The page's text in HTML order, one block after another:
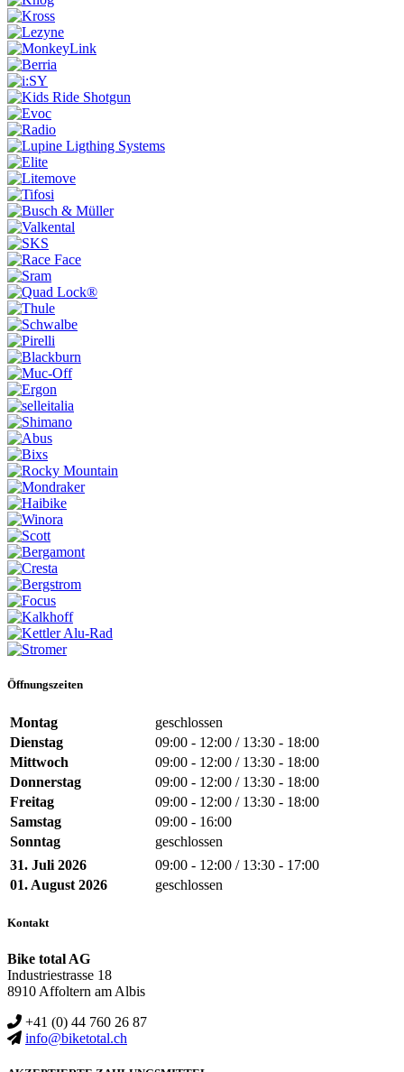
Öffnungszeiten
Montag
geschlossen
Dienstag
09:00 - 12:00 / 13:30 - 18:00
Mittwoch
09:00 - 12:00 / 13:30 - 18:00
Donnerstag
09:00 - 12:00 / 13:30 - 18:00
Freitag
09:00 - 12:00 / 13:30 - 18:00
Samstag
09:00 - 16:00
Sonntag
geschlossen
31. Juli 2026
09:00 - 12:00 / 13:30 - 17:00
01. August 2026
geschlossen
Kontakt
Bike total AG
Industriestrasse 18
8910 Affoltern am Albis
+41 (0) 44 760 26 87
info@biketotal.ch